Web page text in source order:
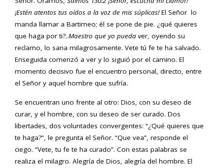
¡Estén atentos tus oídos a la voz de mis súplicas!El Señor lo
manda llamar a Bartimeo; él se pone de pie. ¿qué quieres
que haga por ti?..Maestro que yo pueda ver, oyendo su
reclamo, lo sana milagrosamente. Vete tú fe te ha salvado.
Enseguida comenzó a ver y lo siguió por el camino. El
momento decisivo fue el encuentro personal, directo, entre
el Señor y aquel hombre que sufría.
Se encuentran uno frente al otro: Dios, con su deseo de
curar, y el hombre, con su deseo de ser curado. Dos
libertades, dos voluntades convergentes: “¿Qué quieres que
te haga?”, le pregunta el Señor. “Que vea”, responde el
ciego. “Vete, tu fe te ha curado”. Con estas palabras se
realiza el milagro. Alegría de Dios, alegría del hombre. El